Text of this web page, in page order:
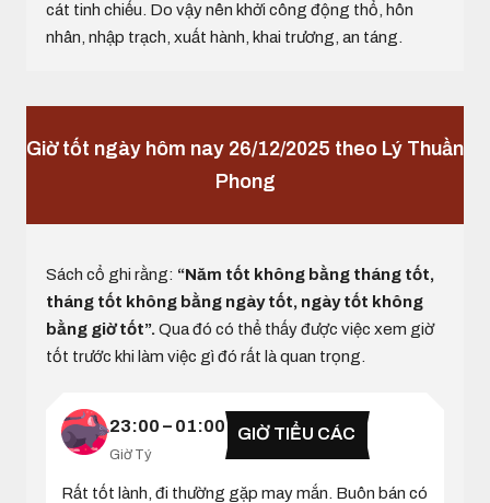
cát tinh chiếu. Do vậy nên khởi công động thổ, hôn
nhân, nhập trạch, xuất hành, khai trương, an táng.
Giờ tốt ngày hôm nay 26/12/2025 theo Lý Thuần
Phong
Sách cổ ghi rằng: “Năm tốt không bằng tháng tốt,
tháng tốt không bằng ngày tốt, ngày tốt không
bằng giờ tốt”. Qua đó có thể thấy được việc xem giờ
tốt trước khi làm việc gì đó rất là quan trọng.
23:00 – 01:00
Giờ Tý
GIỜ TIỂU CÁC
Rất tốt lành, đi thường gặp may mắn. Buôn bán có